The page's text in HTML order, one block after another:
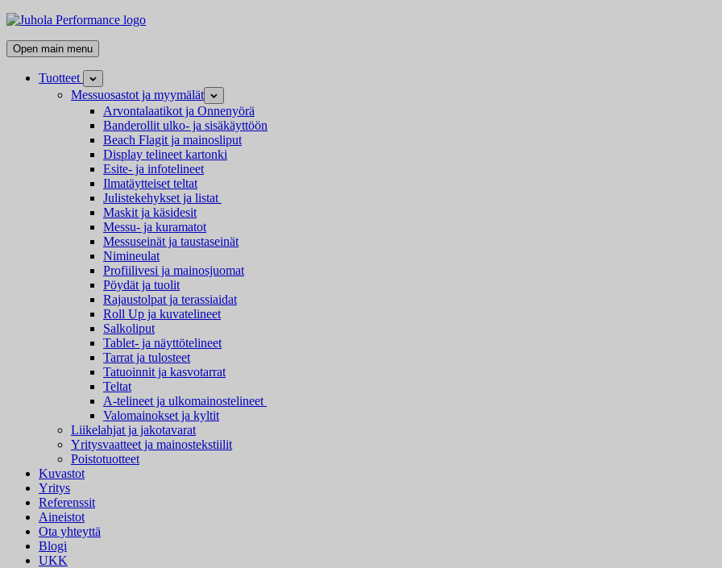
Skip
content
Juhola
Kaikki
messutuotteet
mainostarvikkeet
Open main menu
Tuotteet
Open
child
menu
Messuosastot ja myymälät Open
child
menu
Arvontalaatikot ja Onnenyörä
Banderollit ulko- ja sisäkäyttöön
Beach Flagit ja mainosliput
Display telineet kartonki
Esite- ja infotelineet
Ilmatäytteiset teltat
Julistekehykset ja listat
Maskit ja käsidesit
Messu- ja kuramatot
Messuseinät ja taustaseinät
Nimineulat
Profiilivesi ja mainosjuomat
Pöydät ja tuolit
Rajaustolpat ja terassiaidat
Roll Up ja kuvatelineet
Salkoliput
Tablet- ja näyttötelineet
Tarrat ja tulosteet
Tatuoinnit ja kasvotarrat
Teltat
A-telineet ja ulkomainostelineet
Valomainokset ja kyltit
Liikelahjat ja jakotavarat
Yritysvaatteet ja mainostekstiilit
Poistotuotteet
Kuvastot
Yritys
Referenssit
Aineistot
Ota yhteyttä
Blogi
UKK